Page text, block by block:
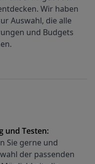
Wir haben
Auswahl, die alle
und Budgets
und Testen:
Sie gerne und
der passenden